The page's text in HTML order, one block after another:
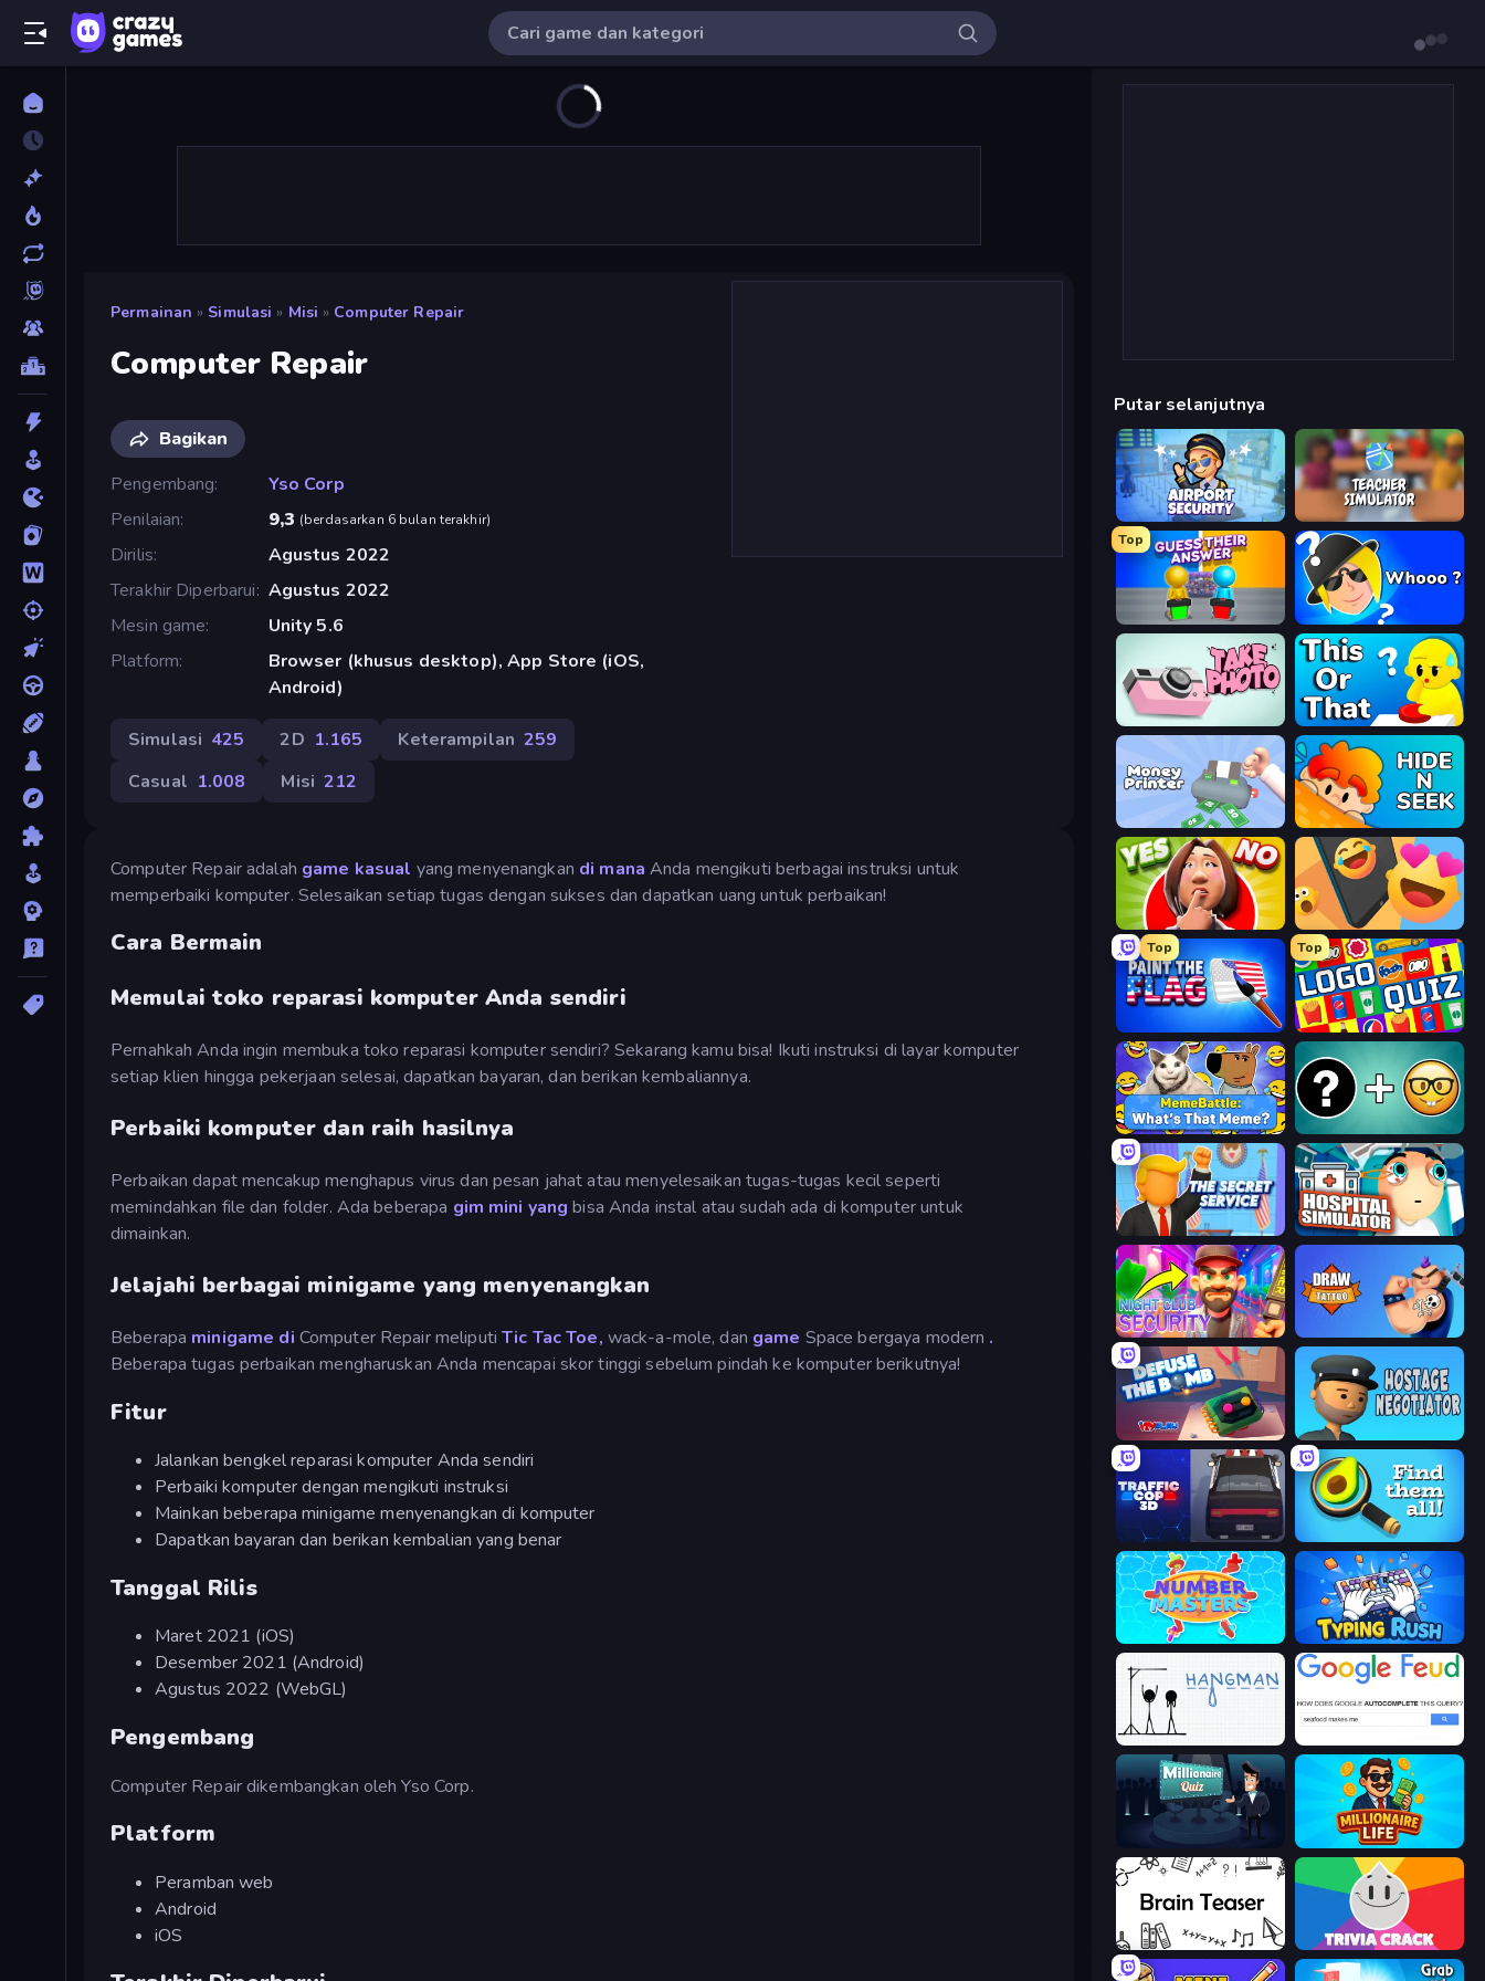
Permainan » Simulasi » Misi » Computer Repair
Computer Repair
Bagikan
Pengembang
Yso Corp
Penilaian
9,3 (berdasarkan 6 bulan terakhir)
Dirilis
Agustus 2022
Terakhir Diperbarui Agustus 2022
Mesin game
Unity 5.6
Platform
Browser (khusus desktop), App Store (iOS,
Android)
Simulasi 425 2D 1.165 Keterampilan 259
Casual 1.008 Misi 212
Computer Repair adalah game kasual yang menyenangkan di mana Anda mengikuti berbagai instruksi untuk
memperbaiki komputer. Selesaikan setiap tugas dengan sukses dan dapatkan uang untuk perbaikan!
Cara Bermain
Memulai toko reparasi komputer Anda sendiri
Pernahkah Anda ingin membuka toko reparasi komputer sendiri? Sekarang kamu bisa! Ikuti instruksi di layar komputer
setiap klien hingga pekerjaan selesai, dapatkan bayaran, dan berikan kembaliannya.
Perbaiki komputer dan raih hasilnya
Perbaikan dapat mencakup menghapus virus dan pesan jahat atau menyelesaikan tugas-tugas kecil seperti
memindahkan file dan folder. Ada beberapa gim mini yangbisa Anda instal atau sudah ada di komputer untuk
dimainkan.
Jelajahi berbagai minigame yang menyenangkan
Beberapa minigame di Computer Repair meliputiTic Tac Toe, wack-a-mole, dan game Space bergaya modern .
Beberapa tugas perbaikan mengharuskan Anda mencapai skor tinggi sebelum pindah ke komputer berikutnya!
Fitur
Jalankan bengkel reparasi komputer Anda sendiri
Perbaiki komputer dengan mengikuti instruksi
Mainkan beberapa minigame menyenangkan di komputer
Dapatkan bayaran dan berikan kembalian yang benar
Tanggal Rilis
Maret 2021 (iOS)
Desember 2021 (Android)
Agustus 2022 (WebGL)
Pengembang
Computer Repair dikembangkan oleh Yso Corp.
Platform
Peramban web
Android
iOS
Putar selanjutnya
Airport Security Teacher Simulator
Top
Guess Their Answer Whooo?
Take Photo ToT or Trivia
Money Printer Hide N Seek
Yes or No Challenge Reply Run
Top
Paint the Flag
Top
Logo Quiz: Game World Trivia
MemeBattle: What's That Meme?
The Secret Service Hospital Simulator
Night Club Security
Defuse the Bomb 3D Hostage Negotiator
Traffic Cop 3D Find Them All!
Number Masters Typing Rush
Hangman
Millionaire Quiz Millionaire Life
Brain Teaser Trivia Crack